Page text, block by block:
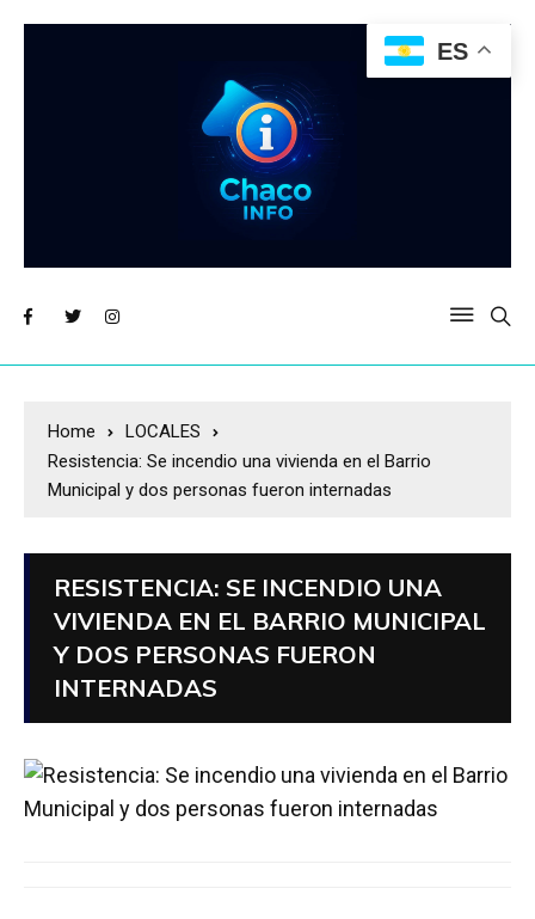
Home
LOCALES
Resistencia: Se incendio una vivienda en el Barrio
Municipal y dos personas fueron internadas
RESISTENCIA: SE INCENDIO UNA
VIVIENDA EN EL BARRIO MUNICIPAL
Y DOS PERSONAS FUERON
INTERNADAS
ES